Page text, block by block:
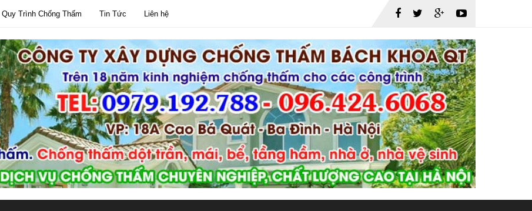
Quy Trình Chống Thấm Tin Tức Liên hệ